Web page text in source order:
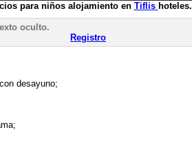
para niños alojamiento en Tiflis hoteles.
oculto.
Registro
desayuno;